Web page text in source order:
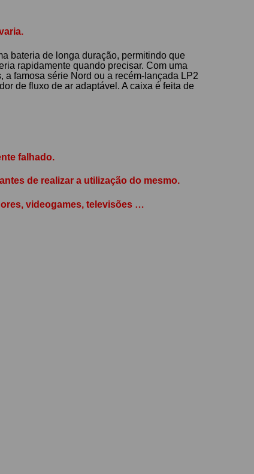
bateria de longa duração, permitindo que
rapidamente quando precisar. Com uma
famosa série Nord ou a recém-lançada LP2
de fluxo de ar adaptável. A caixa é feita de
falhado.
de realizar a utilização do mesmo.
videogames, televisões …